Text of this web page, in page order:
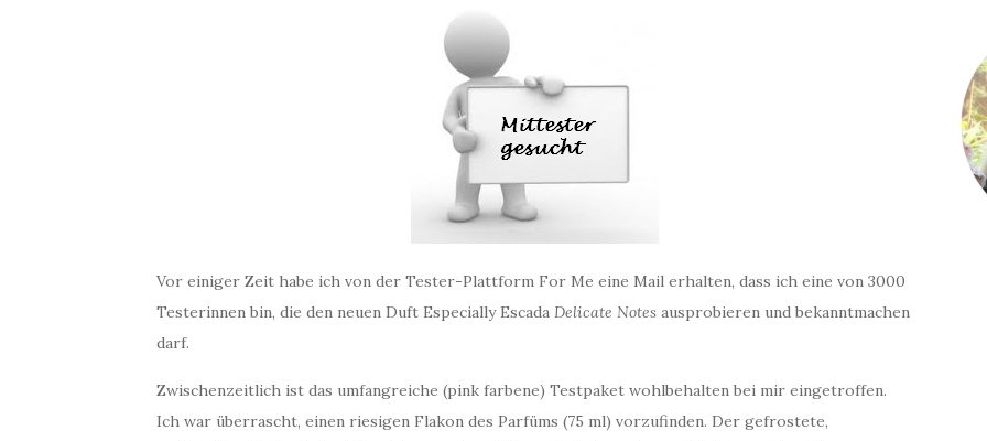
Vor einiger Zeit habe ich von der Tester-Plattform For Me eine Mail erhalten, dass ich eine von 3000
Testerinnen bin, die den neuen Duft Especially Escada Delicate Notes ausprobieren und bekanntmachen
darf.
Zwischenzeitlich ist das umfangreiche (pink farbene) Testpaket wohlbehalten bei mir eingetroffen.
Ich war überrascht, einen riesigen Flakon des Parfüms (75 ml) vorzufinden. Der gefrostete,